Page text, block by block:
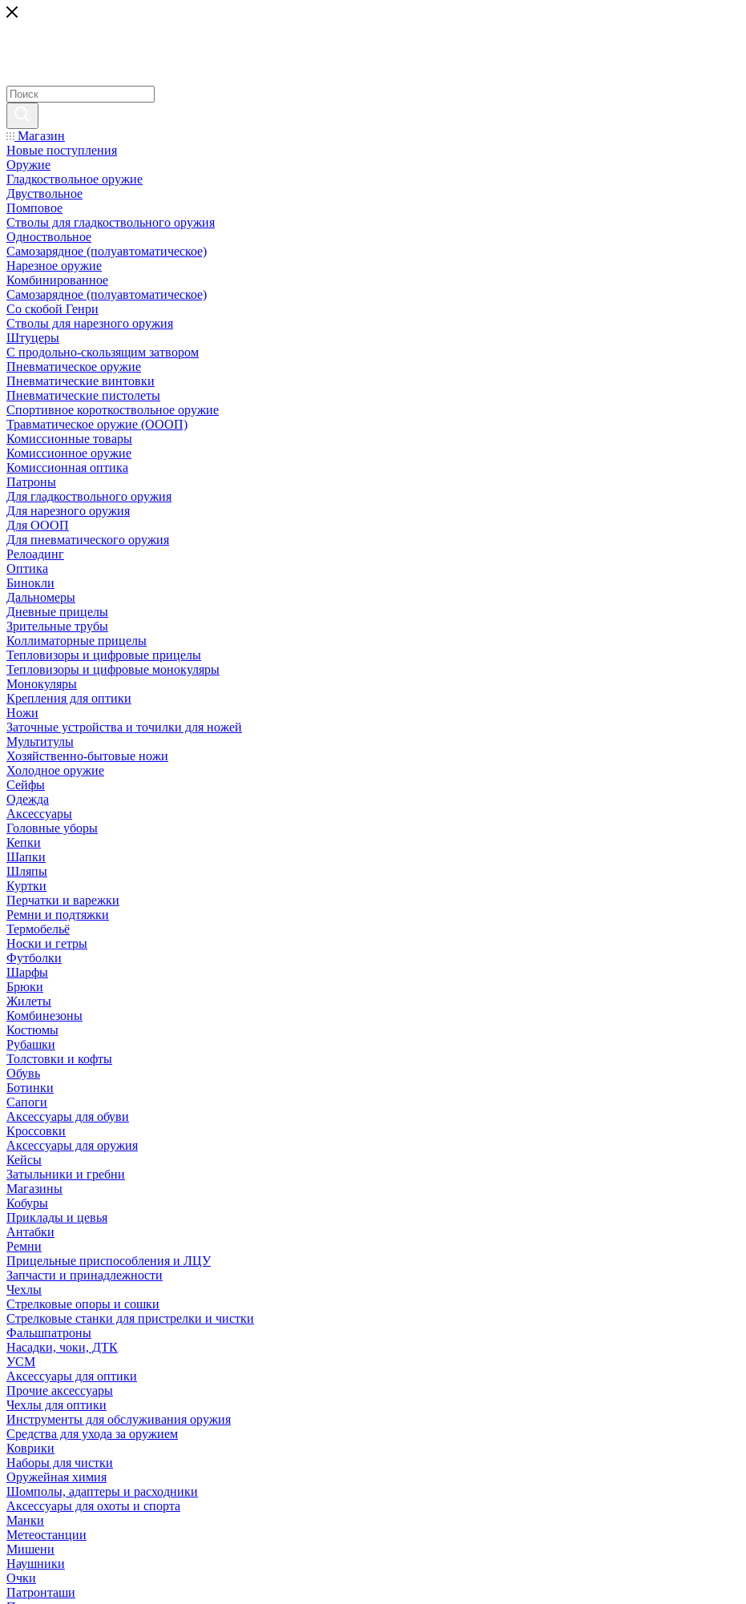
Магазин
Новые поступления
Оружие
Гладкоствольное оружие
Двуствольное
Помповое
Стволы для гладкоствольного оружия
Одноствольное
Самозарядное (полуавтоматическое)
Нарезное оружие
Комбинированное
Самозарядное (полуавтоматическое)
Со скобой Генри
Стволы для нарезного оружия
Штуцеры
С продольно-скользящим затвором
Пневматическое оружие
Пневматические винтовки
Пневматические пистолеты
Спортивное короткоствольное оружие
Травматическое оружие (ОООП)
Комиссионные товары
Комиссионное оружие
Комиссионная оптика
Патроны
Для гладкоствольного оружия
Для нарезного оружия
Для ОООП
Для пневматического оружия
Релоадинг
Оптика
Бинокли
Дальномеры
Дневные прицелы
Зрительные трубы
Коллиматорные прицелы
Тепловизоры и цифровые прицелы
Тепловизоры и цифровые монокуляры
Монокуляры
Крепления для оптики
Ножи
Заточные устройства и точилки для ножей
Мультитулы
Хозяйственно-бытовые ножи
Холодное оружие
Сейфы
Одежда
Аксессуары
Головные уборы
Кепки
Шапки
Шляпы
Куртки
Перчатки и варежки
Ремни и подтяжки
Термобельё
Носки и гетры
Футболки
Шарфы
Брюки
Жилеты
Комбинезоны
Костюмы
Рубашки
Толстовки и кофты
Обувь
Ботинки
Сапоги
Аксессуары для обуви
Кроссовки
Аксессуары для оружия
Кейсы
Затыльники и гребни
Магазины
Кобуры
Приклады и цевья
Антабки
Ремни
Прицельные приспособления и ЛЦУ
Запчасти и принадлежности
Чехлы
Стрелковые опоры и сошки
Стрелковые станки для пристрелки и чистки
Фальшпатроны
Насадки, чоки, ДТК
УСМ
Аксессуары для оптики
Прочие аксессуары
Чехлы для оптики
Инструменты для обслуживания оружия
Средства для ухода за оружием
Коврики
Наборы для чистки
Оружейная химия
Шомполы, адаптеры и расходники
Аксессуары для охоты и спорта
Манки
Метеостанции
Мишени
Наушники
Очки
Патронташи